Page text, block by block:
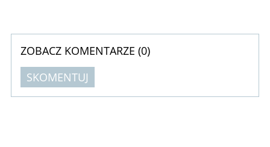
ZOBACZ KOMENTARZE (0)
SKOMENTUJ